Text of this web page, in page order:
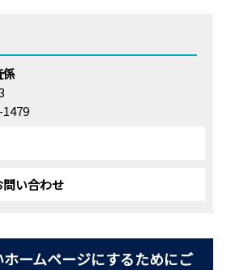
係
い合わせ
ームページにするためにご